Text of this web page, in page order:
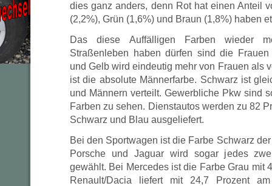
dies ganz anders, denn Rot hat einen Anteil
(2,2%), Grün (1,6%) und Braun (1,8%) haben
Das diese Auffälligen Farben wieder
Straßenleben haben dürfen sind die
und Gelb wird eindeutig mehr von Frauen als
ist die absolute Männerfarbe. Schwarz ist
und Männern verteilt. Gewerbliche Pkw sind
Farben zu sehen. Dienstautos werden zu 82
Schwarz und Blau ausgeliefert.
Bei den Sportwagen ist die Farbe Schwarz
Porsche und Jaguar wird sogar jedes
gewählt. Bei Mercedes ist die Farbe Grau mit
Renault/Dacia liefert mit 24,7 Prozent